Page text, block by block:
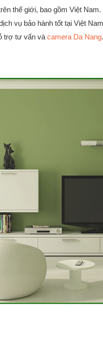
thế giới, bao gồm Việt
vụ bảo hành tốt tại Việt
trợ tư vấn và camera Da Nang.